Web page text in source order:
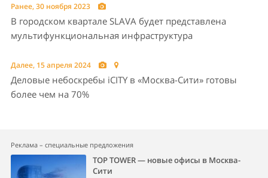
Ранее, 30 ноября 2023
В городском квартале SLAVA будет представлена
мультифункциональная инфраструктура
Далее, 15 апреля 2024
Деловые небоскребы iCITY в «Москва-Сити» готовы
более чем на 70%
Реклама – специальные предложения
TOP TOWER — новые офисы в Москва-
Сити